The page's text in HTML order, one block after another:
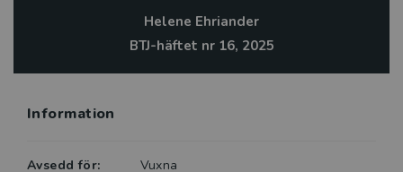
huvudkaraktär och att även Nils och hans röst får stort
utrymme i berättelsen. Det är en fin relation mellan
känslor, tydlig miljö och kuslig stämning. … Lix ligger
Helene Ehriander
BTJ-häftet nr 16, 2025
Information
Avsedd för:
Vuxna